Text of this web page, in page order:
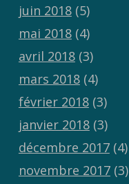
juin 2018(5)
mai 2018(4)
avril 2018(3)
mars 2018(4)
février 2018(3)
janvier 2018(3)
décembre 2017(4)
novembre 2017(3)